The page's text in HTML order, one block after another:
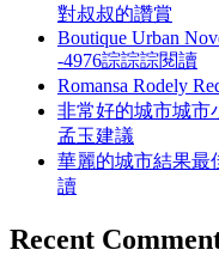
對叔叔的讚賞
Boutique Urban
-4976誴誴誴閱讀
Romansa Rodely
非常好的城市城市
孟玉建議
華麗的城市結果最
讀
Recent